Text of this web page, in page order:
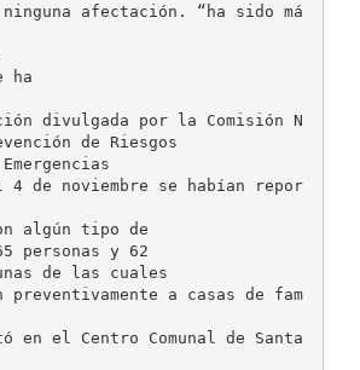
afectación. “ha sido má
ha
divulgada por la Comisión N
de Riesgos
4 de noviembre se habían repor
algún tipo de
personas y 62
de las cuales
a casas de fam
en el Centro Comunal de Santa